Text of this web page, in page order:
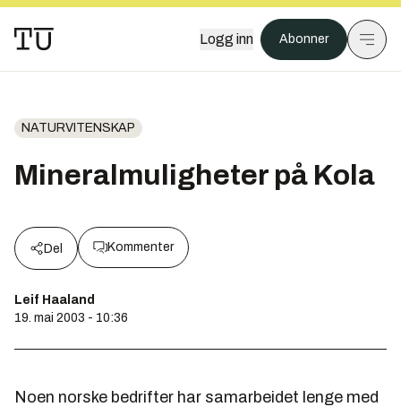
Logg inn Abonner
NATURVITENSKAP
Mineralmuligheter på Kola
Del Kommenter
Leif Haaland
19. mai 2003 - 10:36
Noen norske bedrifter har samarbeidet lenge med